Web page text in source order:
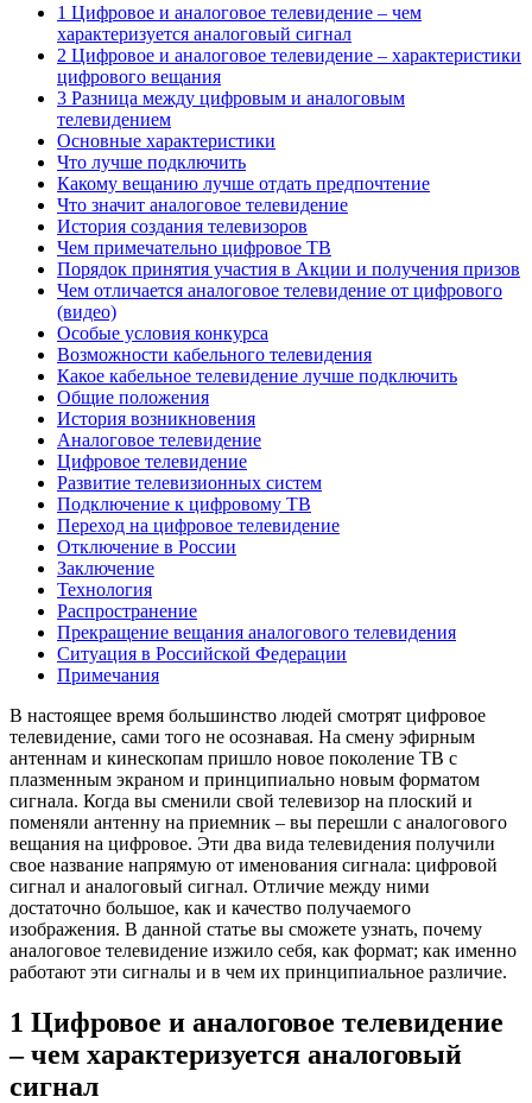
1 Цифровое и аналоговое телевидение – чем
характеризуется аналоговый сигнал
2 Цифровое и аналоговое телевидение – характеристики
цифрового вещания
3 Разница между цифровым и аналоговым
телевидением
Основные характеристики
Что лучше подключить
Какому вещанию лучше отдать предпочтение
Что значит аналоговое телевидение
История создания телевизоров
Чем примечательно цифровое ТВ
Порядок принятия участия в Акции и получения призов
Чем отличается аналоговое телевидение от цифрового
(видео)
Особые условия конкурса
Возможности кабельного телевидения
Какое кабельное телевидение лучше подключить
Общие положения
История возникновения
Аналоговое телевидение
Цифровое телевидение
Развитие телевизионных систем
Подключение к цифровому ТВ
Переход на цифровое телевидение
Отключение в России
Заключение
Технология
Распространение
Прекращение вещания аналогового телевидения
Ситуация в Российской Федерации
Примечания
В настоящее время большинство людей смотрят цифровое
телевидение, сами того не осознавая. На смену эфирным
антеннам и кинескопам пришло новое поколение ТВ с
плазменным экраном и принципиально новым форматом
сигнала. Когда вы сменили свой телевизор на плоский и
поменяли антенну на приемник – вы перешли с аналогового
вещания на цифровое. Эти два вида телевидения получили
свое название напрямую от именования сигнала: цифровой
сигнал и аналоговый сигнал. Отличие между ними
достаточно большое, как и качество получаемого
изображения. В данной статье вы сможете узнать, почему
аналоговое телевидение изжило себя, как формат; как именно
работают эти сигналы и в чем их принципиальное различие.
1 Цифровое и аналоговое телевидение
– чем характеризуется аналоговый
сигнал